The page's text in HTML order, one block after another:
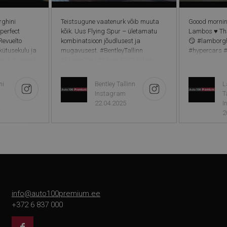
ja
km
CO2
Teistsugune vaatenurk võib muuta
kõik. Uus Flying Spur – ületamatu
kombinatsioon jõudlusest ja
mugavusest. #BentleyTallinn
EU tüübikinnituse faasis.
Bentley Tallinn
Instagram
22.04.2025
Goood
Lambos ♥️
😏
#hypercars
info@auto100premium.ee
+372 6 837 000